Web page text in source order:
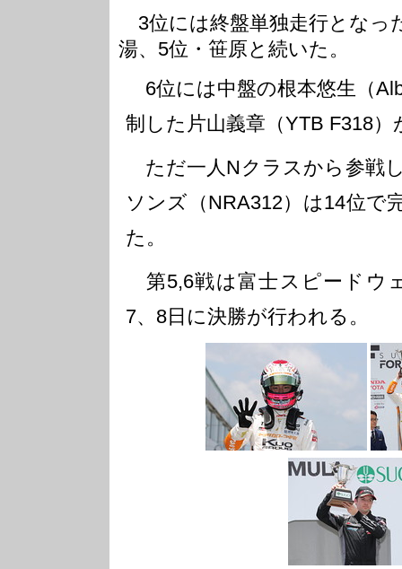
3位には終盤単独走行となっ
湯、5位・笹原と続いた。
6位には中盤の根本悠生（
制した片山義章（YTB F318）
ただ一人Nクラスから参戦
ソンズ（NRA312）は14位で
た。
第5,6戦は富士スピードウ
7、8日に決勝が行われる。